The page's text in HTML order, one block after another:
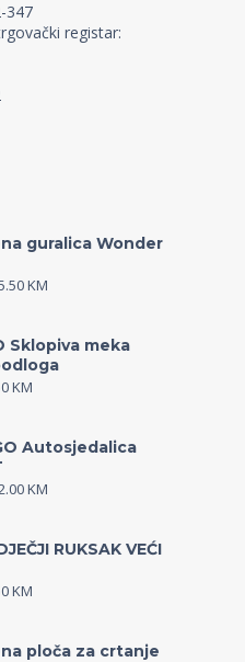
347
registar:
guralica Wonder
KM
Sklopiva meka
KM
Autosjedalica
KM
RUKSAK VEĆI
KM
ploča za crtanje